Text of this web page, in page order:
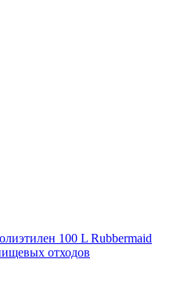
100 L Rubbermaid
отходов